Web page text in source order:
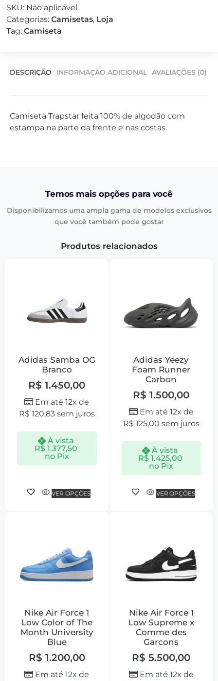
SKU: Não aplicável
Categorias: Camisetas, Loja
Tag: Camiseta
DESCRIÇÃO INFORMAÇÃO ADICIONAL AVALIAÇÕES (0)
Camiseta Trapstar feita 100% de algodão com
estampa na parte da frente e nas costas.
Temos mais opções para você
Disponibilizamos uma ampla gama de modelos exclusivos
que você também pode gostar
Produtos relacionados
Adidas Samba OG
Branco
R$ 1.450,00
Em até 12x de
R$ 120,83sem juros
À vista
R$1.377,50
no Pix
VER OPÇÕES
Adidas Yeezy
Foam Runner
Carbon
R$ 1.500,00
Em até 12x de
R$ 125,00 sem juros
À vista
R$1.425,00
no Pix
VER OPÇÕES
Nike Air Force 1
Low Color of The
Month University
Blue
R$ 1.200,00
Em até 12x de
Nike Air Force 1
Low Supreme x
Comme des
Garcons
R$ 5.500,00
Em até 12x de